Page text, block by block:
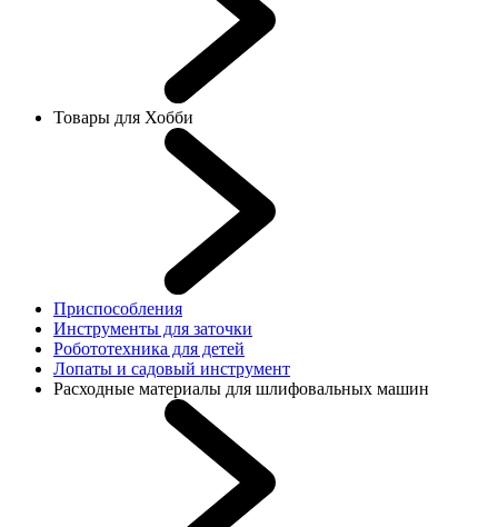
Товары для Хобби
Приспособления
Инструменты для заточки
Робототехника для детей
Лопаты и садовый инструмент
Расходные материалы для шлифовальных машин